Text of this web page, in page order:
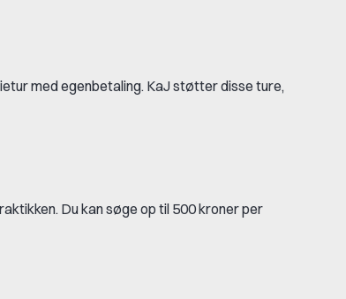
med egenbetaling. KaJ støtter disse ture,
Du kan søge op til 500 kroner per